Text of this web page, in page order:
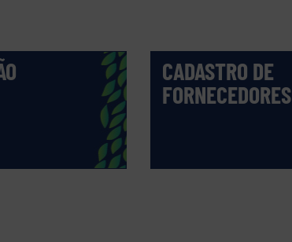
CADASTRO DE
FORNECEDORES